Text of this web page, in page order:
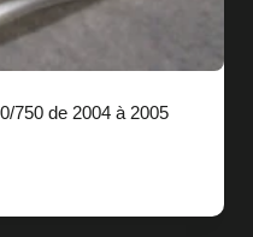
750 de 2004 à 2005